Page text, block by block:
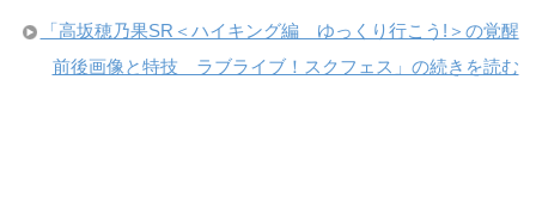
「高坂穂乃果SR＜ハイキング編 ゆっくり行こう!＞の覚醒
前後画像と特技 ラブライブ！スクフェス」の続きを読む